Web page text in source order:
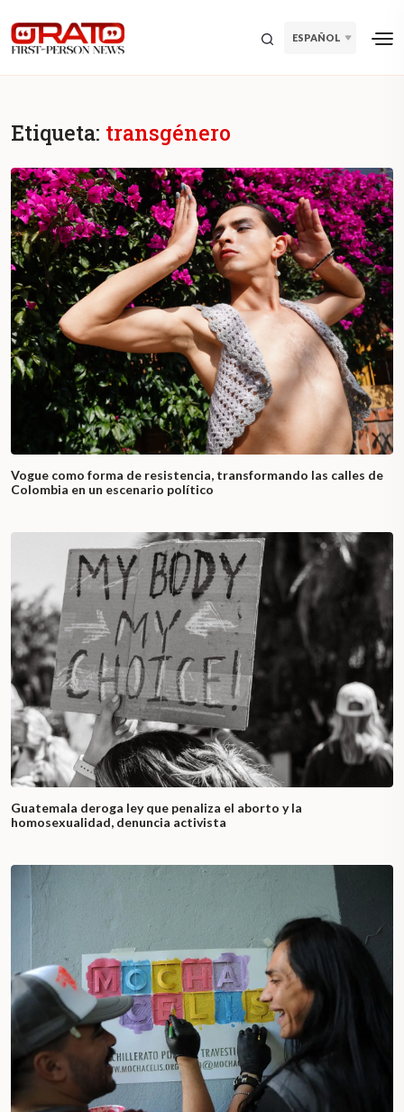
ESPAÑOL
Etiqueta: transgénero
Vogue como forma de resistencia, transformando las calles de
Colombia en un escenario político
Guatemala deroga ley que penaliza el aborto y la
homosexualidad, denuncia activista